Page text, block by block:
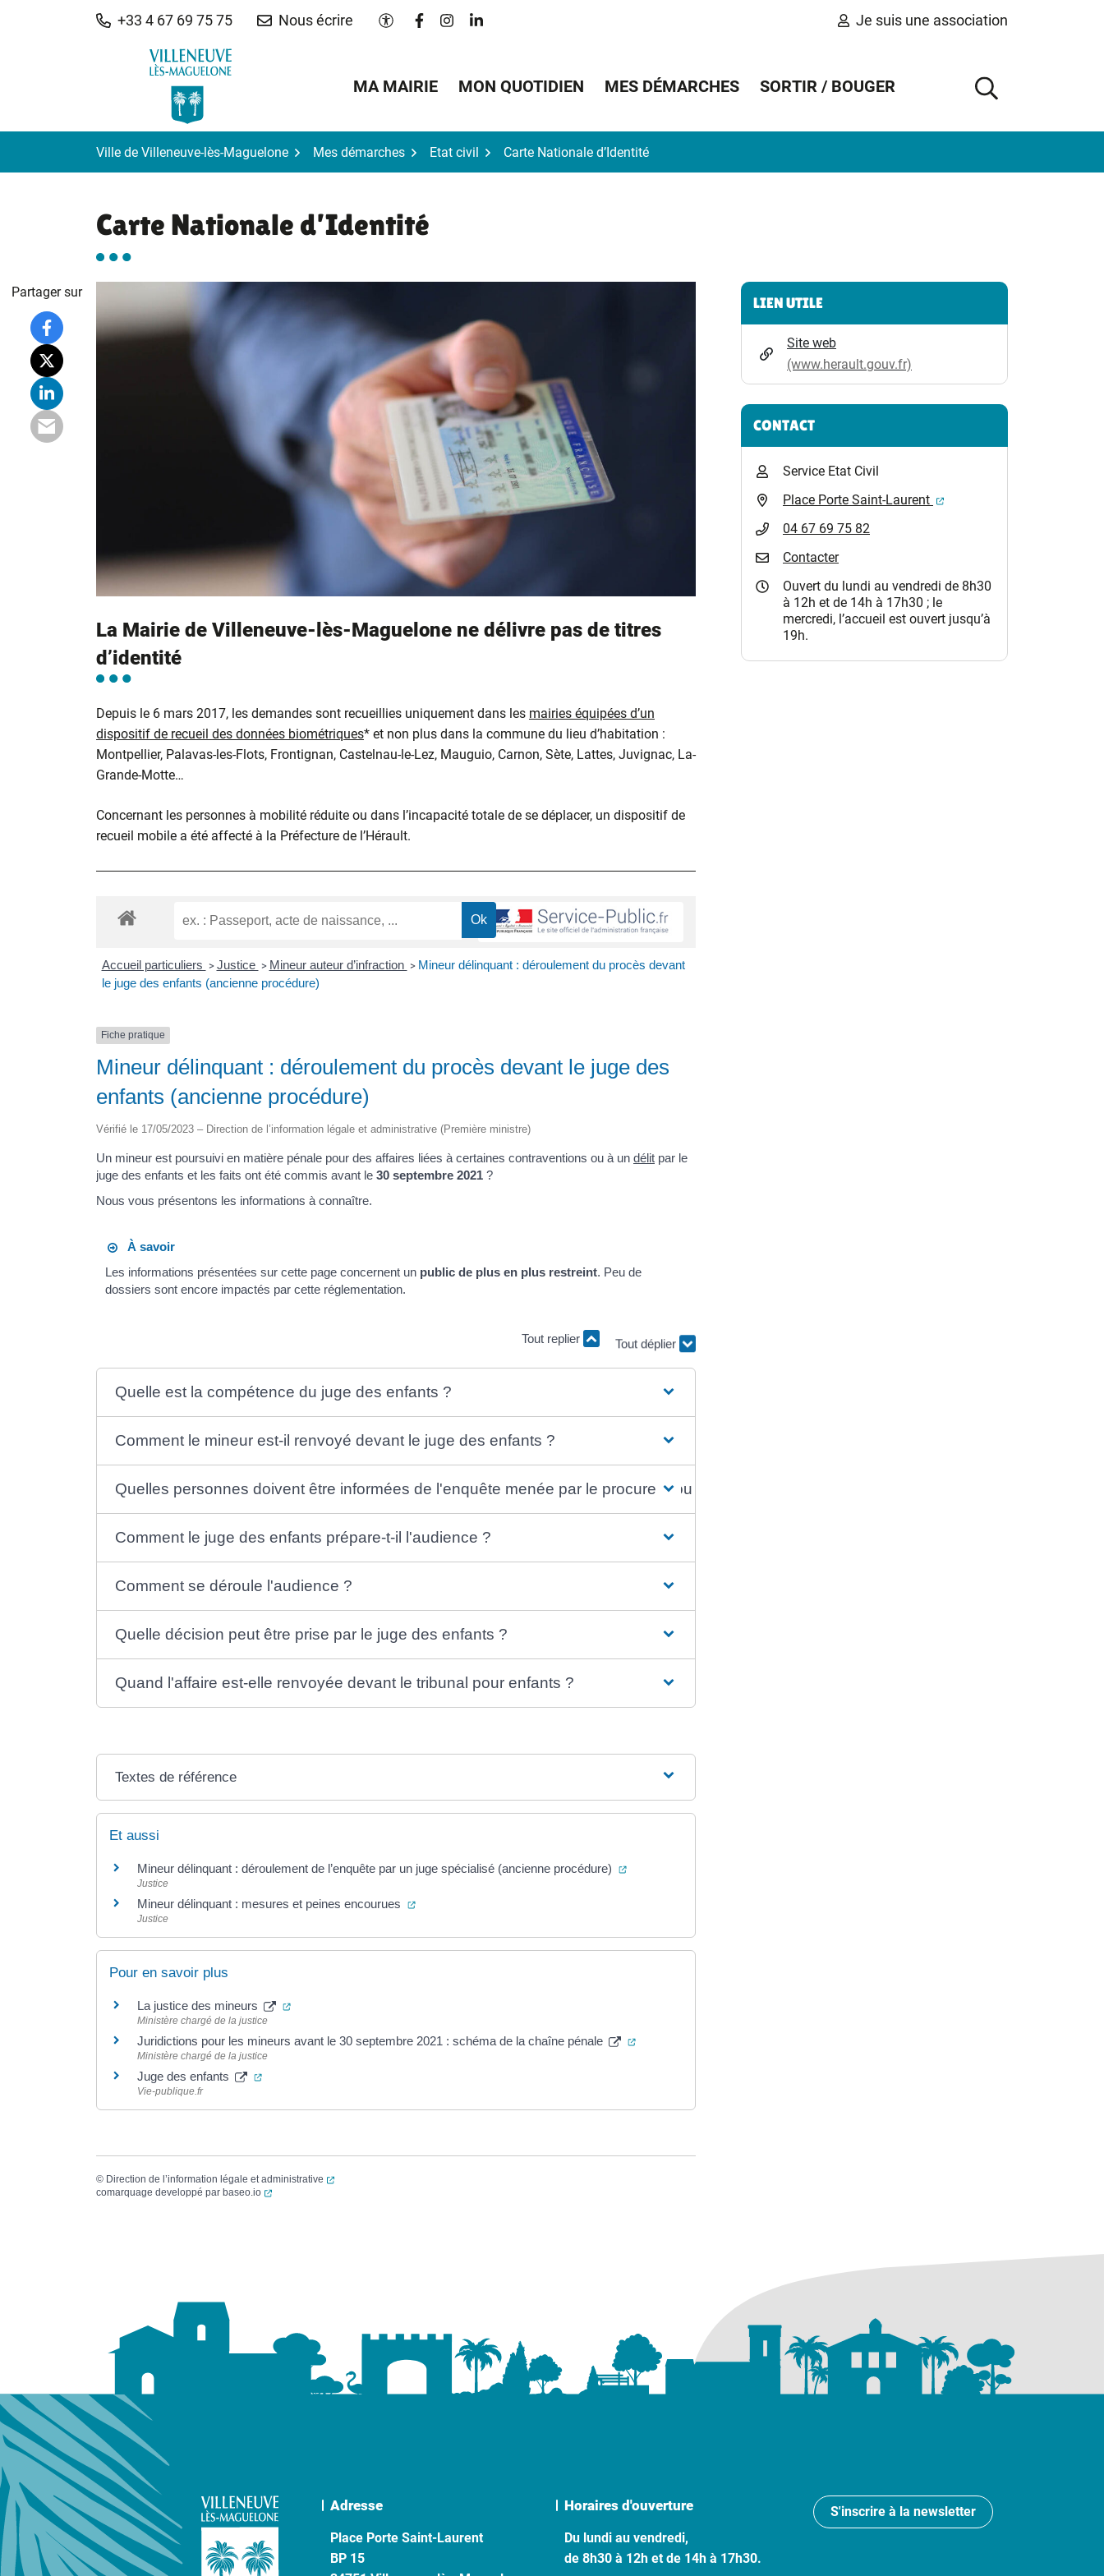
+33 4 67 69 75 75 Nous écrire Paramètres d'accessibilité
Lien vers le compte Facebook
Lien vers le compte Instagram
Lien vers le compte Linkedin Je suis une association
MA MAIRIE MON QUOTIDIEN MES DÉMARCHES SORTIR / BOUGER
AFFICHER
Ville de Villeneuve-lès-Maguelone Mes démarches Etat civil Carte Nationale d’Identité
Carte Nationale d’Identité
La Mairie de Villeneuve-lès-Maguelone ne délivre pas de titres
d’identité
Depuis le 6 mars 2017, les demandes sont recueillies uniquement dans les mairies équipées d’un
dispositif de recueil des données biométriques* et non plus dans la commune du lieu d’habitation :
Montpellier, Palavas-les-Flots, Frontignan, Castelnau-le-Lez, Mauguio, Carnon, Sète, Lattes, Juvignac, La-
Grande-Motte…
Concernant les personnes à mobilité réduite ou dans l’incapacité totale de se déplacer, un dispositif de
recueil mobile a été affecté à la Préfecture de l’Hérault.
Accueil particuliers > Justice > Mineur auteur d’infraction > Mineur délinquant : déroulement du procès devant
le juge des enfants (ancienne procédure)
Fiche pratique
Mineur délinquant : déroulement du procès devant le juge des
enfants (ancienne procédure)
Vérifié le 17/05/2023 – Direction de l’information légale et administrative (Première ministre)
Un mineur est poursuivi en matière pénale pour des affaires liées à certaines contraventions ou à un délit par le
juge des enfants et les faits ont été commis avant le 30 septembre 2021 ?
Nous vous présentons les informations à connaître.
À savoir
Les informations présentées sur cette page concernent un public de plus en plus restreint. Peu de
dossiers sont encore impactés par cette réglementation.
Tout replier
Tout déplier
Quelle est la compétence du juge des enfants ?
Comment le mineur est-il renvoyé devant le juge des enfants ?
Quelles personnes doivent être informées de l'enquête menée par le procureur ou le juge d'instruction ?
Comment le juge des enfants prépare-t-il l'audience ?
Comment se déroule l'audience ?
Quelle décision peut être prise par le juge des enfants ?
Quand l'affaire est-elle renvoyée devant le tribunal pour enfants ?
Textes de référence
Et aussi
Mineur délinquant : déroulement de l’enquête par un juge spécialisé (ancienne procédure) (ouverture dans un nouvel onglet)
Justice
Mineur délinquant : mesures et peines encourues (ouverture dans un nouvel onglet)
Justice
Pour en savoir plus
La justice des mineurs (ouverture dans un nouvel onglet)
Ministère chargé de la justice
Juridictions pour les mineurs avant le 30 septembre 2021 : schéma de la chaîne pénale (ouverture dans un nouvel onglet)
Ministère chargé de la justice
Juge des enfants (ouverture dans un nouvel onglet)
Vie-publique.fr
© Direction de l’information légale et administrative
(ouverture dans un nouvel onglet)
comarquage developpé par baseo.io (ouverture dans un nouvel onglet)
Partager sur Informations complémentaires
LIEN UTILE
Site web
(www.herault.gouv.fr)
CONTACT
Service Etat Civil
Place Porte Saint-Laurent
(ouverture dans un nouvel
04 67 69 75 82
Contacter
Ouvert du lundi au vendredi de 8h30
à 12h et de 14h à 17h30 ; le
mercredi, l’accueil est ouvert jusqu’à
19h.
Adresse
Place Porte Saint-Laurent
BP 15
Horaires d'ouverture
Du lundi au vendredi,
de 8h30 à 12h et de 14h à 17h30.
S'inscrire à la newsletter